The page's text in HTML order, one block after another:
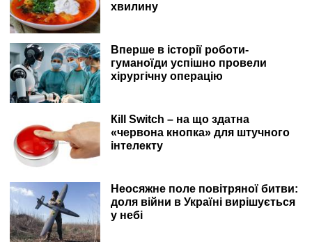
хвилину
Вперше в історії роботи-
гуманоїди успішно провели
хірургічну операцію
Кill Switch – на що здатна
«червона кнопка» для штучного
інтелекту
Неосяжне поле повітряної битви:
доля війни в Україні вирішується
у небі